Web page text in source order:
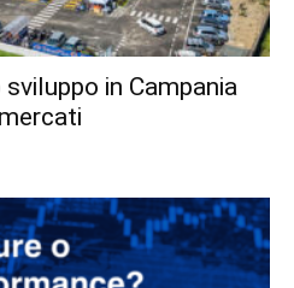
in Campania